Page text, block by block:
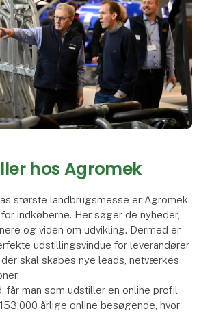
hos Agromek
største landbrugsmesse er Agromek
indkøberne. Her søger de nyheder,
og viden om udvikling. Dermed er
udstillingsvindue for leverandører
der skal skabes nye leads, netværkes
får man som udstiller en online profil
årlige online besøgende, hvor